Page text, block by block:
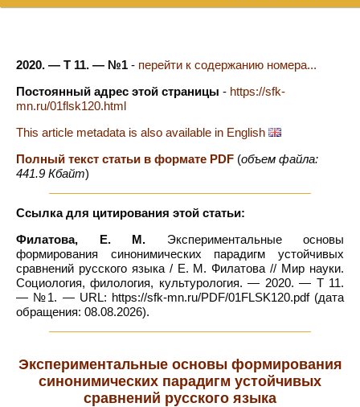
2020. — Т 11. — №1 - перейти к содержанию номера...
Постоянный адрес этой страницы - https://sfk-
mn.ru/01flsk120.html
This article metadata is also available in English
Полный текст статьи в формате PDF (объем файла:
441.9 Кбайт)
Ссылка для цитирования этой статьи:
Филатова, Е. М. Экспериментальные основы
формирования синонимических парадигм устойчивых
сравнений русского языка / Е. М. Филатова // Мир науки.
Социология, филология, культурология. — 2020. — Т 11.
— №1. — URL: https://sfk-mn.ru/PDF/01FLSK120.pdf (дата
обращения: 08.08.2026).
Экспериментальные основы формирования
синонимических парадигм устойчивых
сравнений русского языка